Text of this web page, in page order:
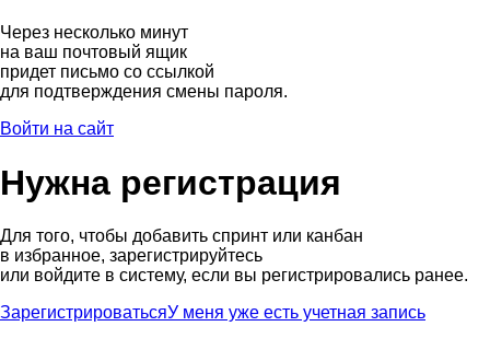
Через несколько минут
на ваш почтовый ящик
придет письмо со ссылкой
для подтверждения смены пароля.
Войти на сайт
Нужна регистрация
Для того, чтобы добавить спринт или канбан
в избранное, зарегистрируйтесь
или войдите в систему, если вы регистрировались ранее.
ЗарегистрироватьсяУ меня уже есть учетная запись